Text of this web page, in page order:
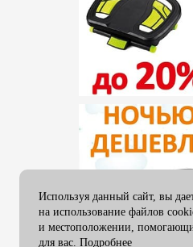
Пленка ламинирования
мм
Пленка ламинирования
мм
Пленка ламинирования
Пленка ламинирования
мм
Пленка ламинирования
мм
Используя данный сайт, вы
на использование файлов
и местоположении,
для вас. Подробнее